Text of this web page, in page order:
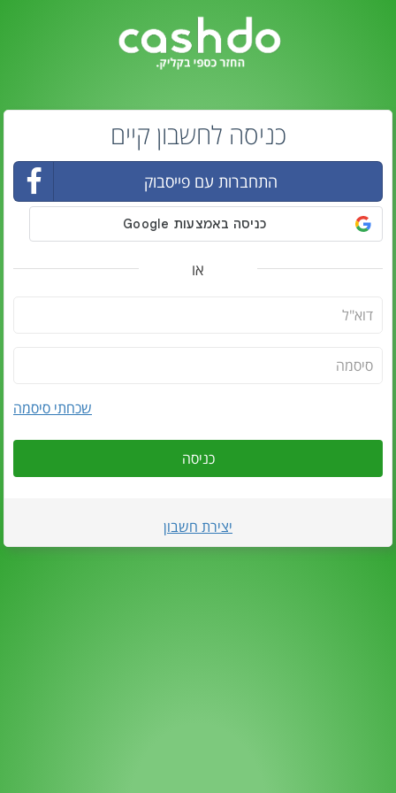
כניסה לחשבון קיים
התחברות עם פייסבוק
או
שכחתי סיסמה
כניסה
יצירת חשבון